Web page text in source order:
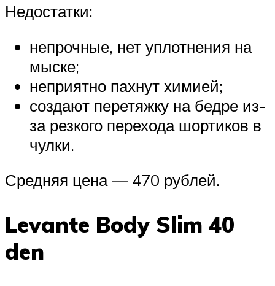
Недостатки:
непрочные, нет уплотнения на
мыске;
неприятно пахнут химией;
создают перетяжку на бедре из-
за резкого перехода шортиков в
чулки.
Средняя цена — 470 рублей.
Levante Body Slim 40
den